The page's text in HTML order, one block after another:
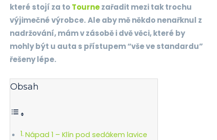
které stojí za toTournezařadit mezi tak trochu
výjimečné výrobce.Ale aby mě někdo nenařknul z
nadržování, mám v zásobě i dvě věci, které by
mohly být u auta s přístupem “vše ve standardu”
řešeny lépe.
Obsah
Nápad 1 – Klín pod sedákem lavice